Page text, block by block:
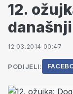
12.
12.03.2014 00:47
PODIJELI: